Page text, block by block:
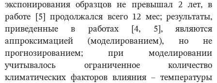
экспонирования образцов не превышал 2 лет, в
работе [5] продолжался всего 12 мес; результаты,
приведенные в работах [4, 5], являются
аппроксимацией (моделированием), но не
прогнозированием; при моделировании
учитывалось ограниченное количество
климатических факторов влияния – температуры